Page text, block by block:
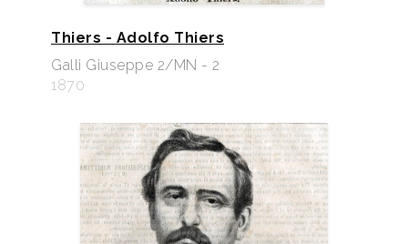
Thiers - Adolfo Thiers
Galli Giuseppe 2/MN - 2
1870